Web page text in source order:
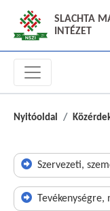
SLACHTA
INTÉZET
Nyitóoldal
Szervezeti,